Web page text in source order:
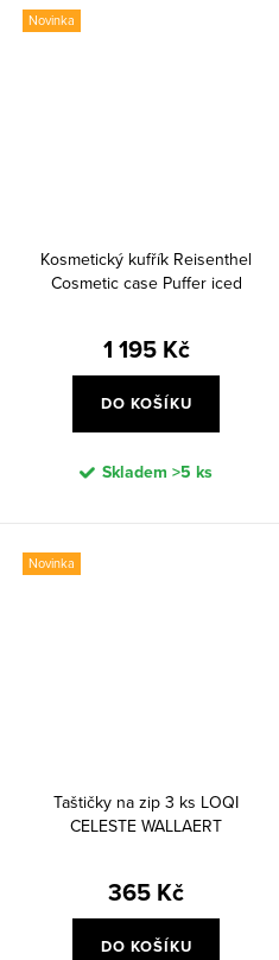
Novinka
Kosmetický kufřík Reisenthel
Cosmetic case Puffer iced
1 195 Kč
DO KOŠÍKU
Skladem >5 ks
Novinka
Taštičky na zip 3 ks LOQI
CELESTE WALLAERT
365 Kč
DO KOŠÍKU